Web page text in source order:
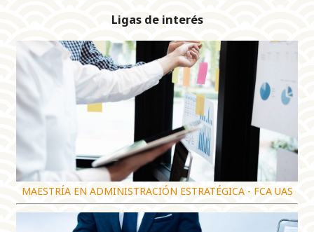
Ligas de interés
MAESTRÍA EN ADMINISTRACIÓN ESTRATÉGICA - FCA UAS